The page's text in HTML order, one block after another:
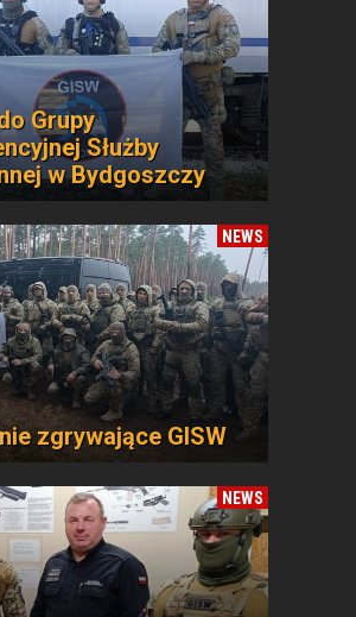
Grupy
Służby
w Bydgoszczy
NEWS
zgrywające GISW
NEWS